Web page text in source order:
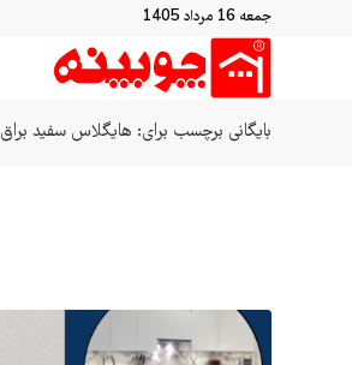
جمعه 16 مرداد 1405
بایگانی برچسب برای: هایگلاس سفید براق